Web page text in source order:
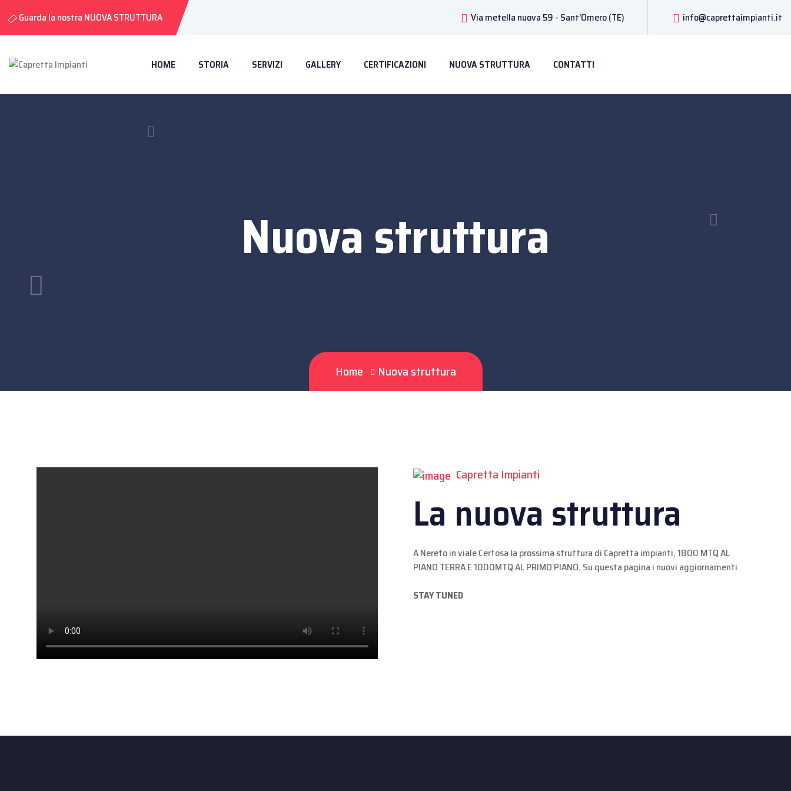
Guarda la nostra NUOVA STRUTTURA Via metella nuova 59 - Sant’Omero (TE) info@caprettaimpianti.it
HOME STORIA SERVIZI GALLERY CERTIFICAZIONI NUOVA STRUTTURA CONTATTI
Nuova struttura
Home Nuova struttura
Capretta Impianti
La nuova struttura
A Nereto in viale Certosa la prossima struttura di Capretta impianti, 1800 MTQ AL
PIANO TERRA E 1000MTQ AL PRIMO PIANO. Su questa pagina i nuovi aggiornamenti
STAY TUNED